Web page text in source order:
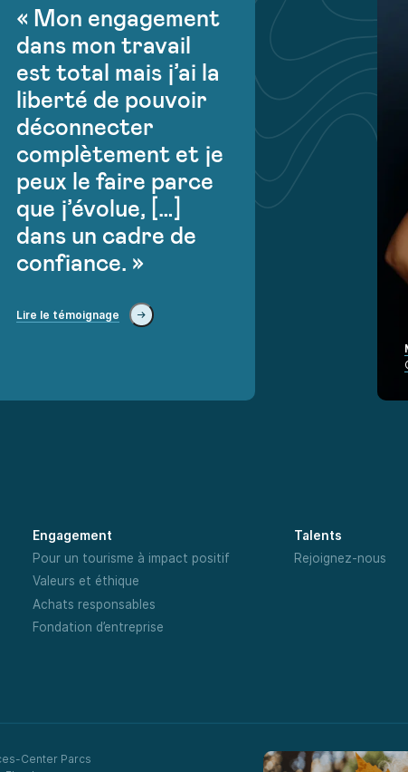
« Mon engagement
dans mon travail
est total mais j’ai la
liberté de pouvoir
déconnecter
complètement et je
peux le faire parce
que j’évolue, […]
dans un cadre de
confiance. »
Lire le témoignage
Engagement
Pour un tourisme à impact positif
Valeurs et éthique
Achats responsables
Fondation d’entreprise
Talents
Rejoignez-nous
Center Parcs